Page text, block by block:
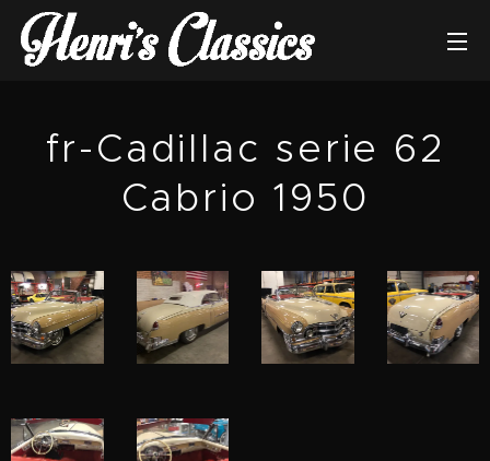
fr-Cadillac serie 62
Cabrio 1950